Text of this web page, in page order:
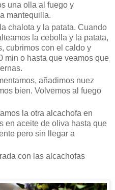
una olla al fuego y
mantequilla.
chalota y la patata. Cuando
la cebolla y la patata,
cubrimos con el caldo y
min o hasta que veamos que
añadimos nuez
bien. Volvemos al fuego
la otra alcachofa en
en aceite de oliva hasta que
pero sin llegar a
con las alcachofas